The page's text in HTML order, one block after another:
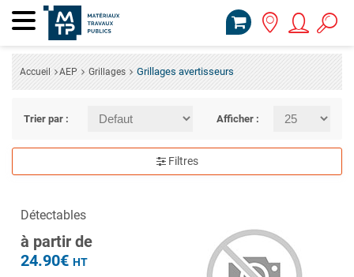
Accueil AEP Grillages Grillages avertisseurs
Trier par : Afficher :
Filtres
Détectables
à partir de
24.90€ HT